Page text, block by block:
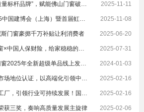
杆品牌”，赋能佛山门窗破卷立新 2025-11-11
（上海）暨首届虹桥设计周顺利收官！ 2025-11-08
门窗豪掷千万补贴让利消费者 2025-06-20
国人保财险，给家稳稳的安全感 2025-07-31
年全新超级单品线上发布圆满成功 2024-01-03
，以高端化引领中国门窗新未来| 倒计时 2025-02-16
领行业可持续发展！国家级荣誉 1！ 2025-02-16
获三奖，奏响高质量发展主旋律 2025-02-06